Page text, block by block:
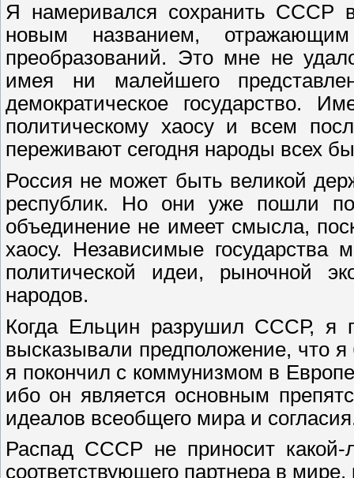
Я намеривался сохранить СССР
новым названием, отражающим
преобразований. Это мне не
имея ни малейшего
демократическое государство.
политическому хаосу и всем
переживают сегодня народы всех
Россия не может быть великой
республик. Hо они уже пошли
объединение не имеет смысла,
хаосу. Hезависимые государства
политической идеи, рыночной
народов.
Когда Ельцин разрушил СССР, я
высказывали предположение, что
я покончил с коммунизмом в
ибо он является основным
идеалов всеобщего мира и
Распад СССР не приносит
соответствующего партнера в